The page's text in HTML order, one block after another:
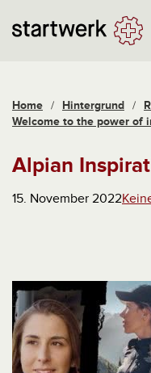
Home / Hintergrund /
Welcome to the power of
Alpian
15. November 2022